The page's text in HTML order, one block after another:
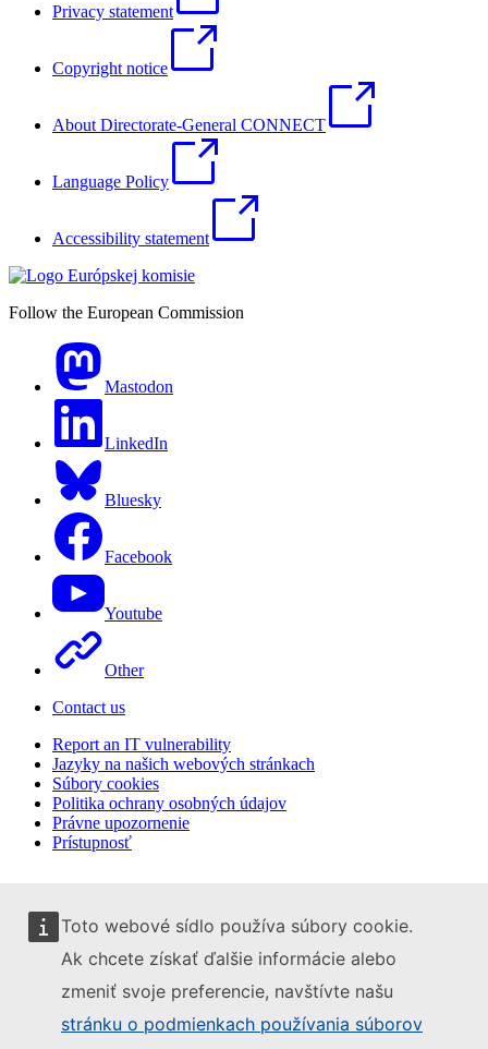
Toto webové sídlo používa súbory cookie.
Ak chcete získať ďalšie informácie alebo
zmeniť svoje preferencie, navštívte našu
stránku o podmienkach používania súborov
Privacy statement
Copyright notice
About Directorate-General CONNECT
Language Policy
Accessibility statement
Follow the European Commission
Mastodon
LinkedIn
Bluesky
Facebook
Youtube
Other
Contact us
Report an IT vulnerability
Jazyky na našich webových stránkach
Súbory cookies
Politika ochrany osobných údajov
Právne upozornenie
Prístupnosť